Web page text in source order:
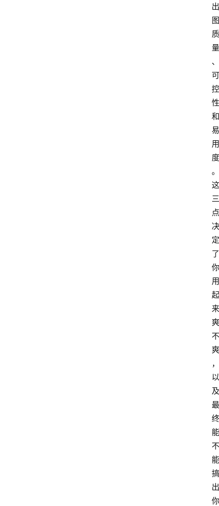
出
图
质
量
、
可
控
性
和
易
用
度
。
这
三
点
决
定
了
你
用
起
来
爽
不
爽
，
以
及
最
终
能
不
能
搞
出
你